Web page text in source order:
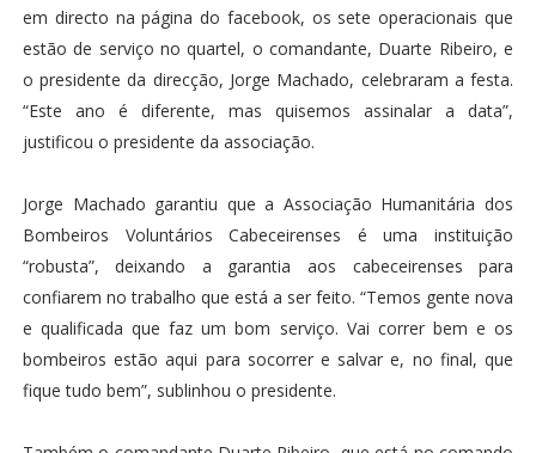
em directo na página do facebook, os sete operacionais que
estão de serviço no quartel, o comandante, Duarte Ribeiro, e
o presidente da direcção, Jorge Machado, celebraram a festa.
“Este ano é diferente, mas quisemos assinalar a data”,
justificou o presidente da associação.
Jorge Machado garantiu que a Associação Humanitária dos
Bombeiros Voluntários Cabeceirenses é uma instituição
“robusta”, deixando a garantia aos cabeceirenses para
confiarem no trabalho que está a ser feito. “Temos gente nova
e qualificada que faz um bom serviço. Vai correr bem e os
bombeiros estão aqui para socorrer e salvar e, no final, que
fique tudo bem”, sublinhou o presidente.